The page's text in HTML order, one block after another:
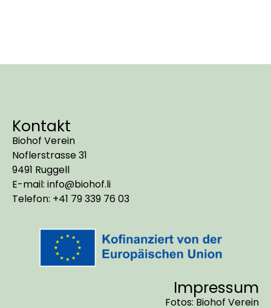
Kontakt
Biohof Verein
Noflerstrasse 31
9491 Ruggell
E-mail: info@biohof.li
Telefon: +41 79 339 76 03
Impressum
Fotos: Biohof Verein